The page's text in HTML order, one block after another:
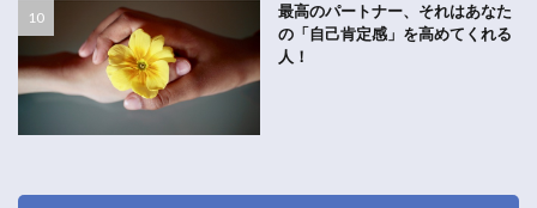
最高のパートナー、それはあなた
の「自己肯定感」を高めてくれる
人！